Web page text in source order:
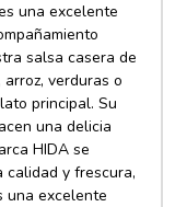
una excelente
salsa casera de
verduras o
principal. Su
una delicia
HIDA se
y frescura,
una excelente